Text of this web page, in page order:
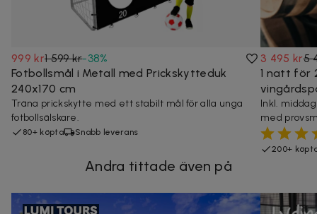
999 kr1 599 kr-38%
Fotbollsmål i Metall med Prickskytteduk
240x170 cm
Träna prickskytte med ett stabilt mål för alla unga
fotbollsälskare.
80+ köpta Snabb leverans
3 495 kr5
1 natt för
Inkl.
med
200+
Andra tittade även på